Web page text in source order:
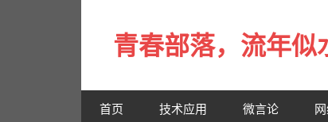
content青春部落，流年似
春
是
首页 技术应用 微言论